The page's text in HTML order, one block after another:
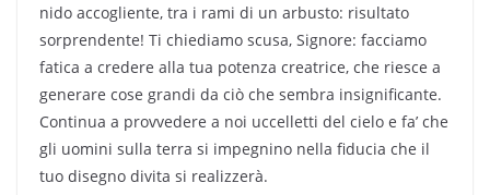
nido accogliente, tra i rami di un arbusto: risultato
sorprendente! Ti chiediamo scusa, Signore: facciamo
fatica a credere alla tua potenza creatrice, che riesce a
generare cose grandi da ciò che sembra insignificante.
Continua a provvedere a noi uccelletti del cielo e fa’ che
gli uomini sulla terra si impegnino nella fiducia che il
tuo disegno divita si realizzerà.